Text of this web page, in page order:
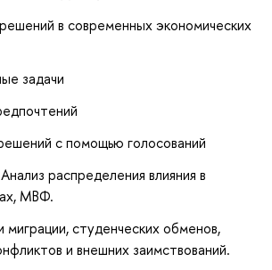
в современных экономических
задачи
с помощью голосований
распределения влияния в
МВФ.
студенческих обменов,
и внешних заимствований.